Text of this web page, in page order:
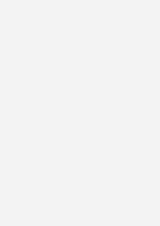
gesund halten